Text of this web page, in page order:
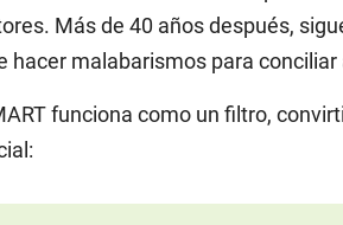
Más de 40 años después,
hacer malabarismos para
funciona como un filtro,